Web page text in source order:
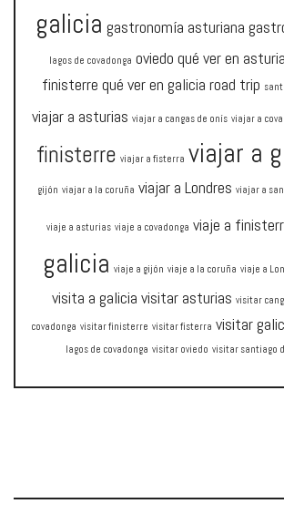
galicia gastronomía asturiana
lagos de covadonga oviedo qué ver en
finisterre qué ver en galicia road trip
viajar a asturias viajar a cangas de onís viajar a
finisterre viajar a fisterra viajar a
gijón viajar a la coruña viajar a Londres viajar a
viaje a asturias viaje a covadonga viaje a
galicia viaje a gijón viaje a la coruña viaje a
visita a galicia visitar asturias visitar
covadonga visitar finisterre visitar fisterra visitar
lagos de covadonga visitar oviedo visitar santiago